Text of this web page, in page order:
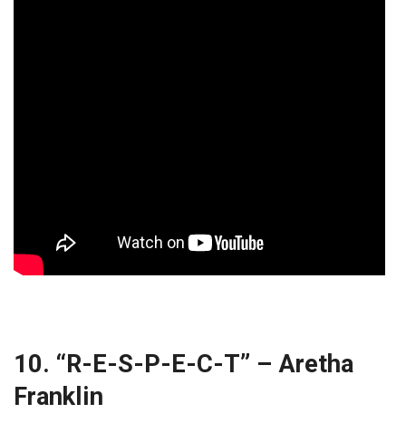
10. “R-E-S-P-E-C-T” – Aretha
Franklin